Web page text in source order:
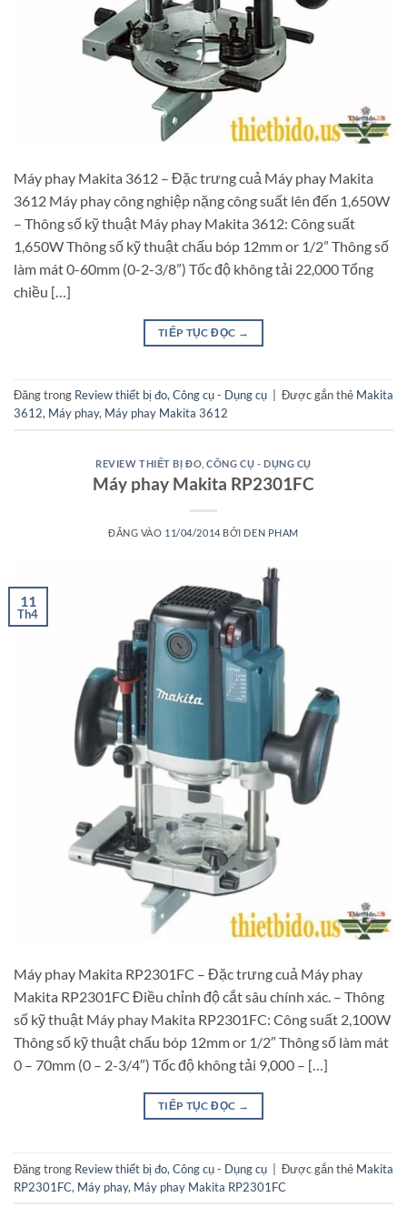
Máy phay Makita 3612 – Đặc trưng cuả Máy phay Makita
3612 Máy phay công nghiệp nặng công suất lên đến 1,650W
– Thông số kỹ thuật Máy phay Makita 3612: Công suất
1,650W Thông số kỹ thuật chấu bóp 12mm or 1/2” Thông số
làm mát 0-60mm (0-2-3/8”) Tốc độ không tải 22,000 Tổng
chiều […]
TIẾP TỤC ĐỌC →
Đăng trong Review thiết bị đo, Công cụ - Dụng cụ Được gắn thẻ Makita
3612, Máy phay, Máy phay Makita 3612
REVIEW THIẾT BỊ ĐO ,CÔNG CỤ - DỤNG CỤ
Máy phay Makita RP2301FC
ĐĂNG VÀO 11/04/2014 BỞI DEN PHAM
11
Th4
Máy phay Makita RP2301FC – Đặc trưng cuả Máy phay
Makita RP2301FC Điều chỉnh độ cắt sâu chính xác. – Thông
số kỹ thuật Máy phay Makita RP2301FC: Công suất 2,100W
Thông số kỹ thuật chấu bóp 12mm or 1/2″ Thông số làm mát
0 – 70mm (0 – 2-3/4″) Tốc độ không tải 9,000 – […]
TIẾP TỤC ĐỌC →
Đăng trong Review thiết bị đo, Công cụ - Dụng cụ Được gắn thẻ Makita
RP2301FC, Máy phay, Máy phay Makita RP2301FC